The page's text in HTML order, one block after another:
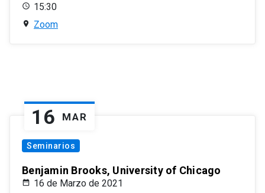
15:30
Zoom
16 MAR
Seminarios
Benjamin Brooks, University of Chicago
16 de Marzo de 2021